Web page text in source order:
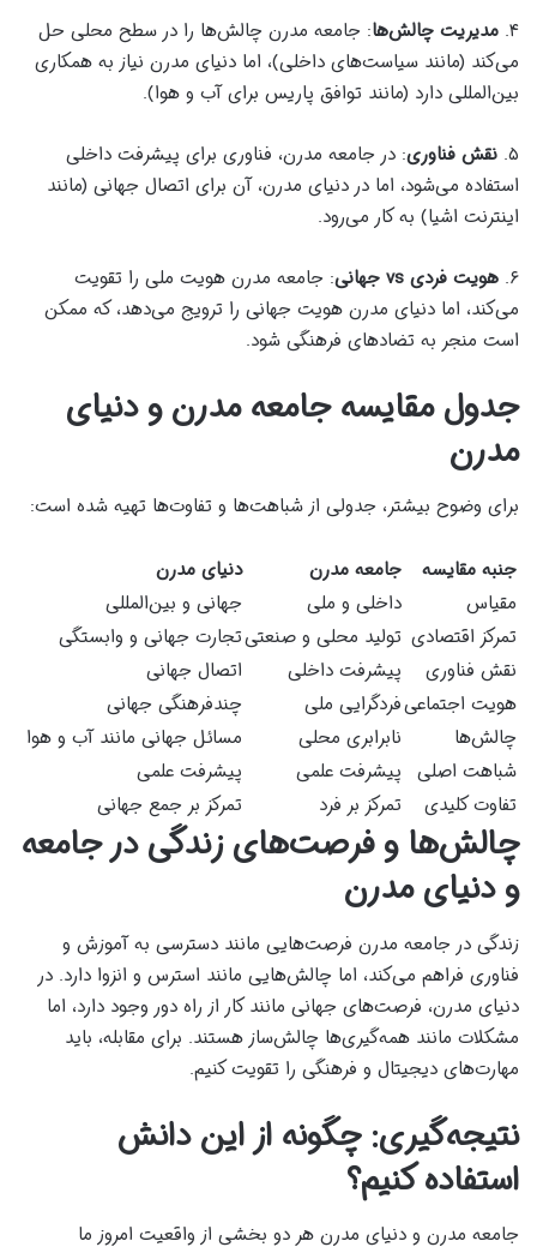
۴. مدیریت چالش‌ها: جامعه مدرن چالش‌ها را در سطح محلی حل
می‌کند (مانند سیاست‌های داخلی)، اما دنیای مدرن نیاز به همکاری
بین‌المللی دارد (مانند توافق پاریس برای آب و هوا).
۵. نقش فناوری: در جامعه مدرن، فناوری برای پیشرفت داخلی
استفاده می‌شود، اما در دنیای مدرن، آن برای اتصال جهانی (مانند
اینترنت اشیا) به کار می‌رود.
۶. هویت فردی vs جهانی
: جامعه مدرن هویت ملی را تقویت
می‌کند، اما دنیای مدرن هویت جهانی را ترویج می‌دهد، که ممکن
است منجر به تضادهای فرهنگی شود.
جدول مقایسه جامعه مدرن و دنیای
مدرن
برای وضوح بیشتر، جدولی از شباهت‌ها و تفاوت‌ها تهیه شده است:
جنبه مقایسه جامعه مدرن
دنیای مدرن
مقیاس
داخلی و ملی
جهانی و بین‌المللی
تمرکز اقتصادی تولید محلی و صنعتیتجارت جهانی و وابستگی
نقش فناوری
پیشرفت داخلی
اتصال جهانی
هویت اجتماعیفردگرایی ملی
چندفرهنگی جهانی
چالش‌ها
نابرابری محلی
مسائل جهانی مانند آب و هوا
شباهت اصلی پیشرفت علمی
پیشرفت علمی
تفاوت کلیدی
تمرکز بر فرد تمرکز بر جمع جهانی
چالش‌ها و فرصت‌های زندگی در جامعه
و دنیای مدرن
زندگی در جامعه مدرن فرصت‌هایی مانند دسترسی به آموزش و
فناوری فراهم می‌کند، اما چالش‌هایی مانند استرس و انزوا دارد. در
دنیای مدرن، فرصت‌های جهانی مانند کار از راه دور وجود دارد، اما
مشکلات مانند همه‌گیری‌ها چالش‌ساز هستند. برای مقابله، باید
مهارت‌های دیجیتال و فرهنگی را تقویت کنیم.
نتیجه‌گیری: چگونه از این دانش
استفاده کنیم؟
جامعه مدرن و دنیای مدرن هر دو بخشی از واقعیت امروز ما